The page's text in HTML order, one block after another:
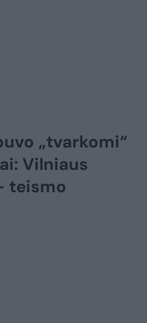
„tvarkomi“
Vilniaus
teismo